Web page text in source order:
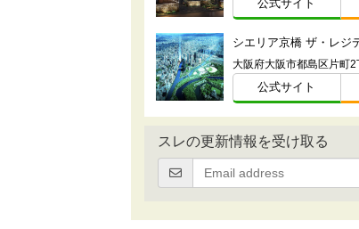
公式サイト
シエリア京橋 ザ・レジ
大阪府大阪市都島区片町2
公式サイト
スレの更新情報を受け取る